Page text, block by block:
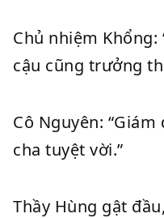
Chủ nhiệm Khổng:
cậu cũng trưởng
Cô Nguyên:
cha tuyệt vời.”
Thầy Hùng gật